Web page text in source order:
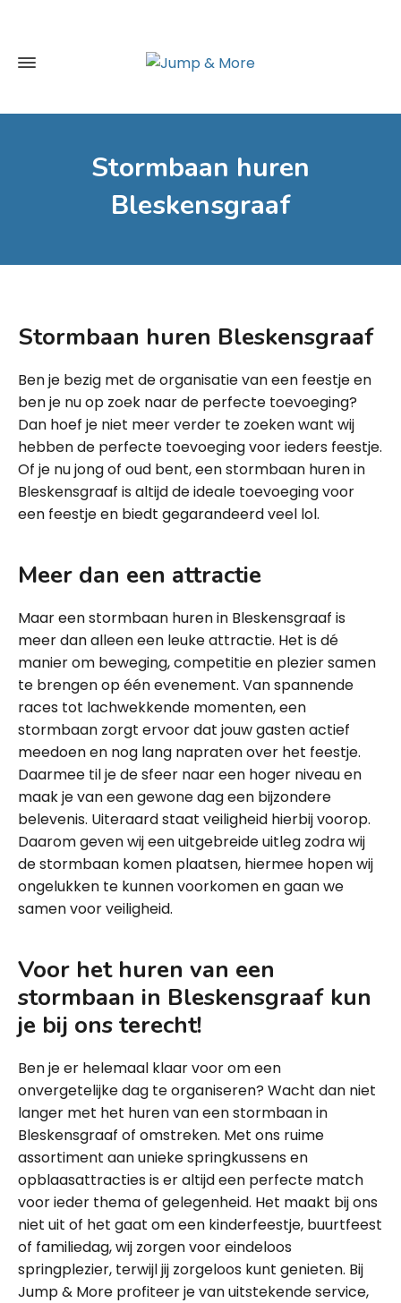
Stormbaan huren
Bleskensgraaf
Stormbaan huren Bleskensgraaf
Ben je bezig met de organisatie van een feestje en
ben je nu op zoek naar de perfecte toevoeging?
Dan hoef je niet meer verder te zoeken want wij
hebben de perfecte toevoeging voor ieders feestje.
Of je nu jong of oud bent, een stormbaan huren in
Bleskensgraaf is altijd de ideale toevoeging voor
een feestje en biedt gegarandeerd veel lol.
Meer dan een attractie
Maar een stormbaan huren in Bleskensgraaf is
meer dan alleen een leuke attractie. Het is dé
manier om beweging, competitie en plezier samen
te brengen op één evenement. Van spannende
races tot lachwekkende momenten, een
stormbaan zorgt ervoor dat jouw gasten actief
meedoen en nog lang napraten over het feestje.
Daarmee til je de sfeer naar een hoger niveau en
maak je van een gewone dag een bijzondere
belevenis. Uiteraard staat veiligheid hierbij voorop.
Daarom geven wij een uitgebreide uitleg zodra wij
de stormbaan komen plaatsen, hiermee hopen wij
ongelukken te kunnen voorkomen en gaan we
samen voor veiligheid.
Voor het huren van een
stormbaan in Bleskensgraaf kun
je bij ons terecht!
Ben je er helemaal klaar voor om een
onvergetelijke dag te organiseren? Wacht dan niet
langer met het huren van een stormbaan in
Bleskensgraaf of omstreken. Met ons ruime
assortiment aan unieke springkussens en
opblaasattracties is er altijd een perfecte match
voor ieder thema of gelegenheid. Het maakt bij ons
niet uit of het gaat om een kinderfeestje, buurtfeest
of familiedag, wij zorgen voor eindeloos
springplezier, terwijl jij zorgeloos kunt genieten. Bij
Jump & More profiteer je van uitstekende service,